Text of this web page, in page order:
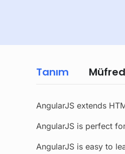
Tanım
AngularJS extends
AngularJS is perfect
AngularJS is easy to